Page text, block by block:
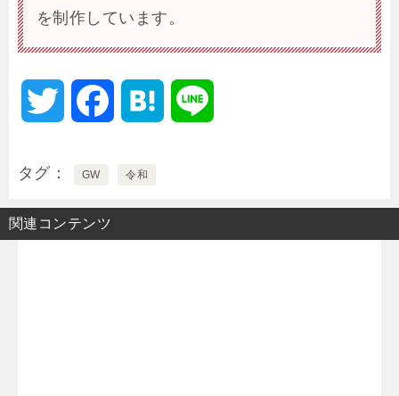
を制作しています。
t
タグ GW 令和
関連コンテンツ